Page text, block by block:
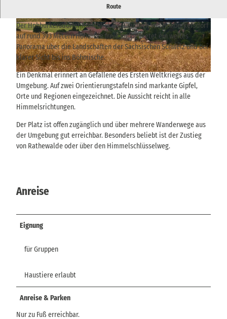
© THIEL Public Relations, Sebastian Thiel |CC-BY-SA
© Yvonne Brückner, Tourismusverband Sächsis
che Schweiz |CC-BY-SA
© Yvonne Brückner, Tourismusverband Sächsis
che Schweiz |CC-BY-SA
Route
Aussichtspunkt mit weitem Blick über die Sächsische Schweiz,
Der Hohburkersdorfer Rundblick liegt südlich von Hohburkersdorf
auf rund 393 Metern Höhe. Die freie Kuppe bietet ein weites
Panorama über die Landschaften der Sächsischen Schweiz und bei
klarer Sicht bis ins Böhmische.
Ein Denkmal erinnert an Gefallene des Ersten Weltkriegs aus der
Umgebung. Auf zwei Orientierungstafeln sind markante Gipfel,
Orte und Regionen eingezeichnet. Die Aussicht reicht in alle
Himmelsrichtungen.
Der Platz ist offen zugänglich und über mehrere Wanderwege aus
der Umgebung gut erreichbar. Besonders beliebt ist der Zustieg
von Rathewalde oder über den Himmelschlüsselweg.
Anreise
Eignung
für Gruppen
Haustiere erlaubt
Anreise & Parken
Nur zu Fuß erreichbar.